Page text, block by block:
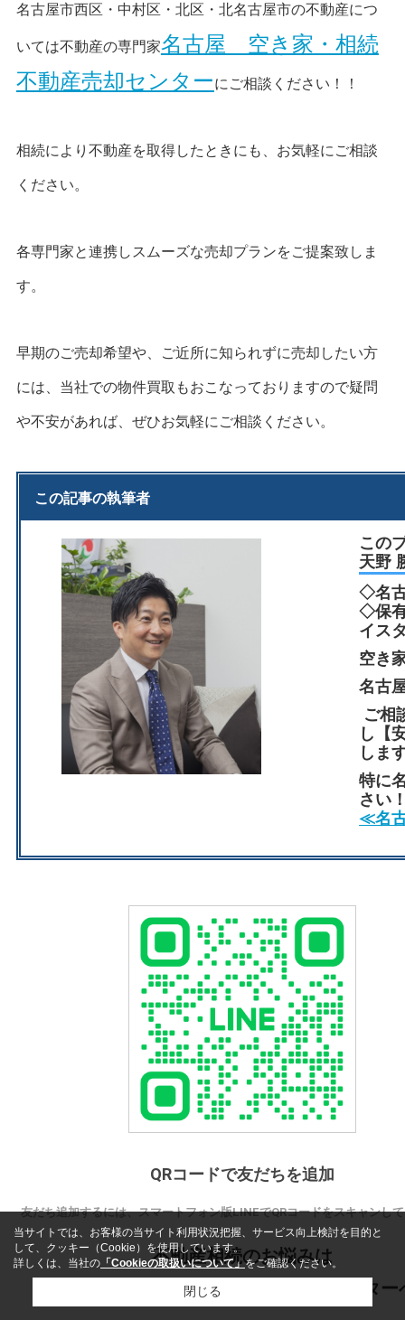
名古屋市西区・中村区・北区・北名古屋市の不動産につ
いては不動産の専門家名古屋 空き家・相続
不動産売却センターにご相談ください！！
相続により不動産を取得したときにも、お気軽にご相談
ください。
各専門家と連携しスムーズな売却プランをご提案致しま
す。
早期のご売却希望や、ご近所に知られずに売却したい方
には、当社での物件買取もおこなっておりますので疑問
や不安があれば、ぜひお気軽にご相談ください。
この記事の執筆者
この
天野
◇名
◇保
イス
空き
名古
ご相
し【
しま
特に
さい
≪名
QRコードで友だちを追加
友だち追加するには、スマートフォン版LINEでQRコードをスキャンし
不動産相続のお悩みは
名古屋 空き家・相続不動産売却センター
当サイトでは、お客様の当サイト利用状況把握、サービス向上検討を目的と
して、クッキー（Cookie）を使用しています。
詳しくは、当社の 「Cookieの取扱いについて」をご確認ください。
閉じる